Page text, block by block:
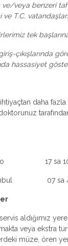
ve/veya
ve T.C.
tek
çıkışlarında
hassasiyet
daha
17 sa
07 sa
aldığımız
veya ekstra
müze, ören